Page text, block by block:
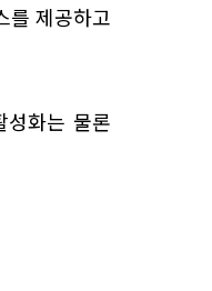
를 제공하고
화는 물론